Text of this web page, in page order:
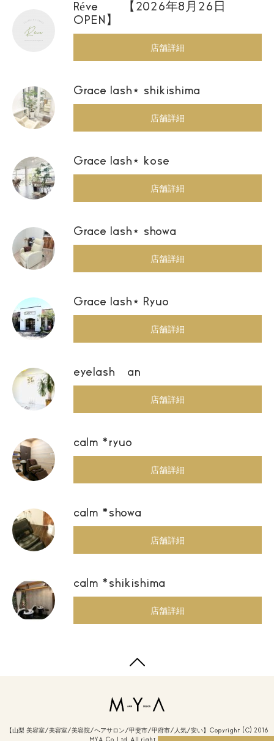
Réve 【2026年8月26日
OPEN】
店舗詳細
Grace lash⋆ shikishima
店舗詳細
Grace lash⋆ kose
店舗詳細
Grace lash⋆ showa
店舗詳細
Grace lash⋆ Ryuo
店舗詳細
eyelash an
店舗詳細
calm *ryuo
店舗詳細
calm *showa
店舗詳細
calm *shikishima
店舗詳細
【山梨 美容室/美容室/美容院/ヘアサロン/甲斐市/甲府市/人気/安い】Copyright (C) 2016